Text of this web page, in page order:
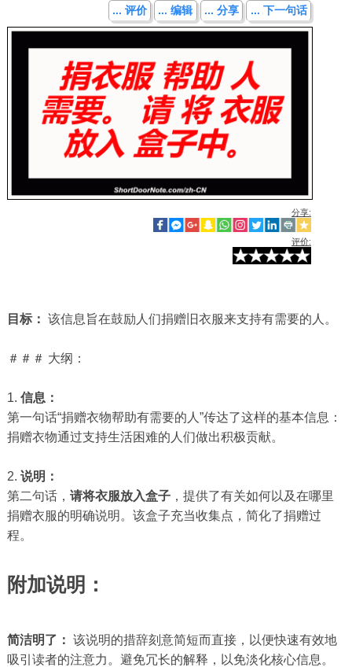
... 评价 ... 编辑 ... 分享 ... 下一句话
分享:
评价:
目标： 该信息旨在鼓励人们捐赠旧衣服来支持有需要的人。
＃＃＃ 大纲：
1. 信息：
第一句话“捐赠衣物帮助有需要的人”传达了这样的基本信息：
捐赠衣物通过支持生活困难的人们做出积极贡献。
2. 说明：
第二句话， 请将衣服放入盒子，提供了有关如何以及在哪里
捐赠衣服的明确说明。该盒子充当收集点，简化了捐赠过
程。
附加说明：
简洁明了： 该说明的措辞刻意简短而直接，以便快速有效地
吸引读者的注意力。避免冗长的解释，以免淡化核心信息。